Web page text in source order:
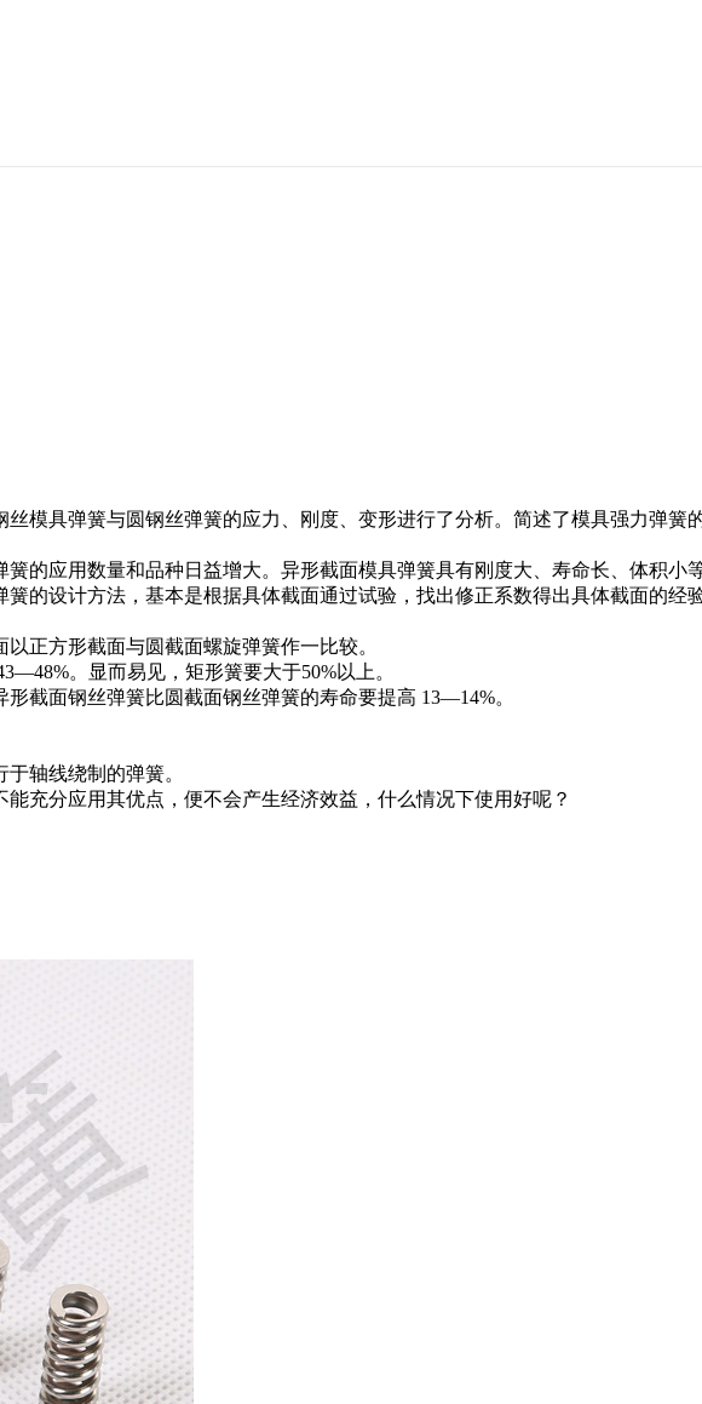
模具弹簧与圆钢丝弹簧的应力、刚度、变形进行了分析。简述了模具强力弹簧
的应用数量和品种日益增大。异形截面模具弹簧具有刚度大、寿命长、体积小
的设计方法，基本是根据具体截面通过试验，找出修正系数得出具体截面的经
正方形截面与圆截面螺旋弹簧作一比较。
。显而易见，矩形簧要大于50%以上。
截面钢丝弹簧比圆截面钢丝弹簧的寿命要提高 13—14%。
轴线绕制的弹簧。
充分应用其优点，便不会产生经济效益，什么情况下使用好呢？